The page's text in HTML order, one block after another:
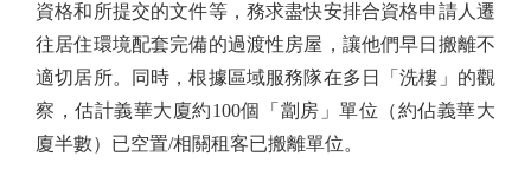
資格和所提交的文件等，務求盡快安排合資格申請人遷
往居住環境配套完備的過渡性房屋，讓他們早日搬離不
適切居所。同時，根據區域服務隊在多日「洗樓」的觀
察，估計義華大廈約100個「劏房」單位（約佔義華大
廈半數）已空置/相關租客已搬離單位。